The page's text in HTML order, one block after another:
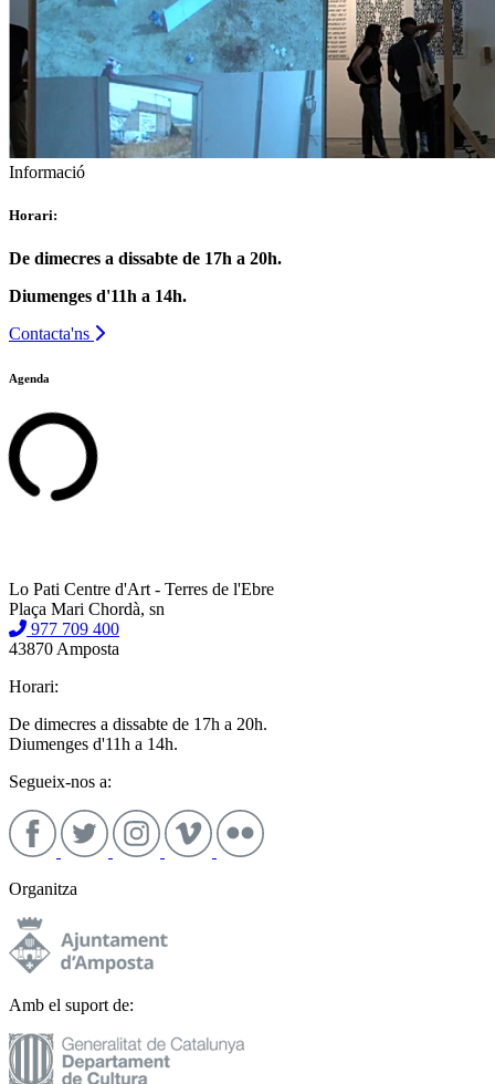
Informació
Horari:
De dimecres a dissabte de 17h a 20h.
Diumenges d'11h a 14h.
Contacta'ns
Agenda
Lo Pati Centre d'Art - Terres de l'Ebre
Plaça Mari Chordà, sn
977 709 400
43870 Amposta
Horari:
De dimecres a dissabte de 17h a 20h.
Diumenges d'11h a 14h.
Segueix-nos a:
Organitza
Amb el suport de: